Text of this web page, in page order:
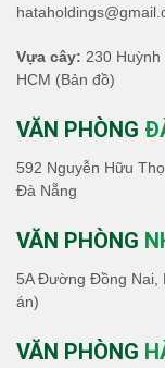
Vựa cây: 230
HCM (Bản đồ)
VĂN PHÒNG
592 Nguyễn Hữu
Đà Nẵng
VĂN PHÒNG
5A Đường Đồng Nai,
án)
VĂN PHÒNG